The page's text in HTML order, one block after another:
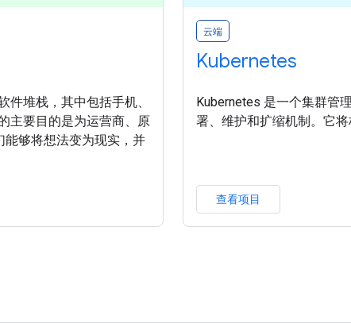
堆栈，其中包括手机、
主要目的是为运营商、原
能够将想法变为现实，并
云端
Kubernetes
Kubernetes 是一个集群管
署、维护和扩缩机制。它
查看项目